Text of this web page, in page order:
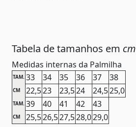
Tabela de tamanhos em cm
Medidas internas da Palmilha
TAM. 33 34 35 36 37 38
CM 22,523 23,524 24,525,0
TAM. 39 40 41 42 43
CM 25,526,527,528,029,0